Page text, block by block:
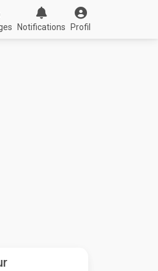
Notifications Profil